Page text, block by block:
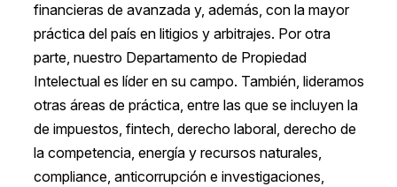
financieras de avanzada y, además, con la mayor
práctica del país en litigios y arbitrajes. Por otra
parte, nuestro Departamento de Propiedad
Intelectual es líder en su campo. También, lideramos
otras áreas de práctica, entre las que se incluyen la
de impuestos, fintech, derecho laboral, derecho de
la competencia, energía y recursos naturales,
compliance, anticorrupción e investigaciones,